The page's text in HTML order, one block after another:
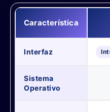
Característica
Interfaz
Sistema
Operativo